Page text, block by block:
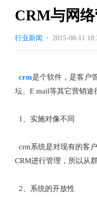
营销云
从营销获客到商机转化的全流
渠道云
融合分公司、经销商、总部
涵盖多种售前/后服务元素
挖现有客户价值以及开
传媒企业自身由于数字
展，对其内部控制建设
互联网等相关信息技术
互联网金融模式发展的
以CRM产品为基础的功能点
CRM与网
行业新闻 · 2015-08-11
crm是个软件，是客户
坛、E mail等其它营销
1、实施对像不同
crm系统是对现有的客
CRM进行管理，所以从
2、系统的开放性